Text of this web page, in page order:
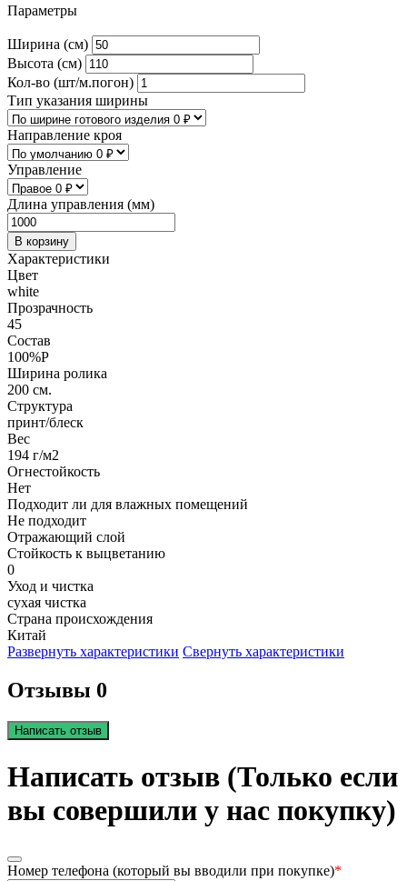
Параметры
Ширина (см)
Высота (см)
Кол-во (шт/м.погон)
Тип указания ширины
Направление кроя
Управление
Длина управления (мм)
В корзину
Характеристики
Цвет
white
Прозрачность
45
Состав
100%P
Ширина ролика
200 см.
Структура
принт/блеск
Вес
194 г/м2
Огнестойкость
Нет
Подходит ли для влажных помещений
Не подходит
Отражающий слой
Стойкость к выцветанию
0
Уход и чистка
сухая чистка
Страна происхождения
Китай
Развернуть характеристики Свернуть характеристики
Отзывы 0
Написать отзыв
Написать отзыв (Только если
вы совершили у нас покупку)
Номер телефона (который вы вводили при покупке)*